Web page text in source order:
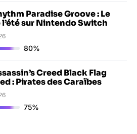
Paradise Groove : Le
l’été sur Nintendo Switch
80%
Creed Black Flag
: Pirates des Caraïbes
75%